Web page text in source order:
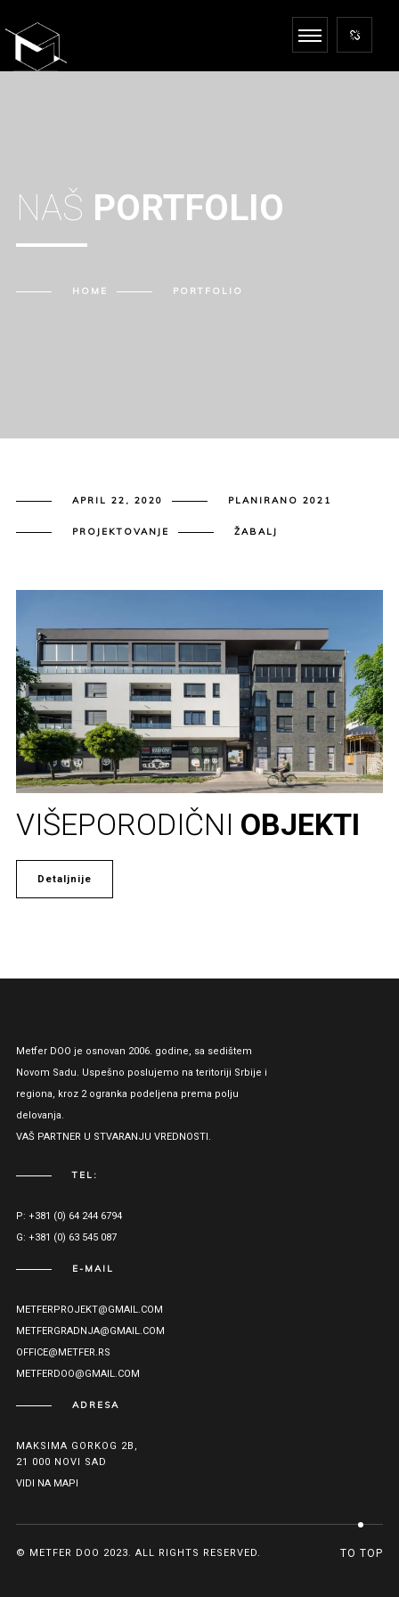
NAŠ PORTFOLIO
HOME PORTFOLIO
APRIL 22, 2020 PLANIRANO 2021
PROJEKTOVANJE ŽABALJ
VIŠEPORODIČNI OBJEKTI
Detaljnije
Metfer DOO je osnovan 2006. godine, sa sedištem
Novom Sadu. Uspešno poslujemo na teritoriji Srbije i
regiona, kroz 2 ogranka podeljena prema polju
delovanja.
VAŠ PARTNER U STVARANJU VREDNOSTI.
TEL:
P: +381 (0) 64 244 6794
G: +381 (0) 63 545 087
E-MAIL
METFERPROJEKT@GMAIL.COM
METFERGRADNJA@GMAIL.COM
OFFICE@METFER.RS
METFERDOO@GMAIL.COM
ADRESA
MAKSIMA GORKOG 2B,
21 000 NOVI SAD
VIDI NA MAPI
© METFER DOO 2023. ALL RIGHTS RESERVED. TO TOP